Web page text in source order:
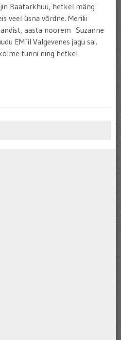
Baatarkhuu, hetkel mäng
veel üsna võrdne. Merilii
aasta noorem Suzanne
EM`il Valgevenes jagu sai.
tunni ning hetkel